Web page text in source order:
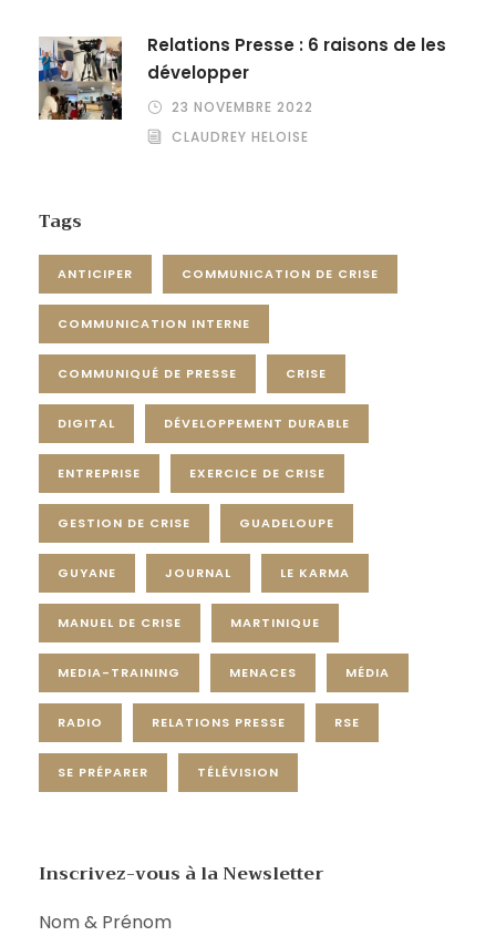
Relations Presse : 6 raisons de les
développer
23 NOVEMBRE 2022
CLAUDREY HELOISE
Tags
ANTICIPER COMMUNICATION DE CRISE
COMMUNICATION INTERNE
COMMUNIQUÉ DE PRESSE CRISE
DIGITAL DÉVELOPPEMENT DURABLE
ENTREPRISE EXERCICE DE CRISE
GESTION DE CRISE GUADELOUPE
GUYANE JOURNAL LE KARMA
MANUEL DE CRISE MARTINIQUE
MEDIA-TRAINING MENACES MÉDIA
RADIO RELATIONS PRESSE RSE
SE PRÉPARER TÉLÉVISION
Inscrivez-vous à la Newsletter
Nom & Prénom